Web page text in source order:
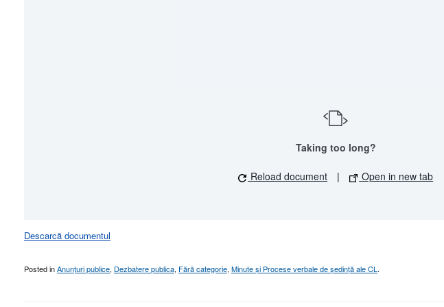
Taking too long?
Reload document | Open in new tab
Descarcă documentul
Posted inAnunțuri publice, Dezbatere publica, Fără categorie, Minute și Procese verbale de ședință ale CL .